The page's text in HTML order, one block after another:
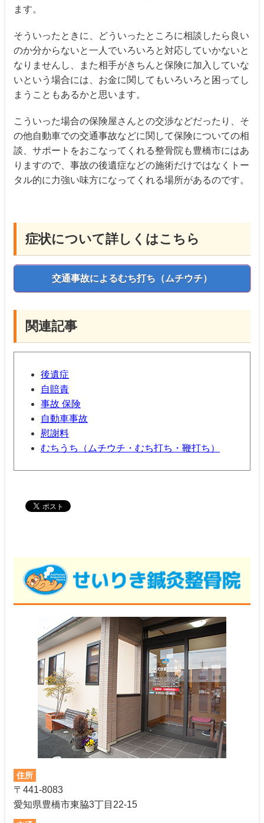
ます。
そういったときに、どういったところに相談したら良い
のか分からないと一人でいろいろと対応していかないと
なりませんし、また相手がきちんと保険に加入していな
いという場合には、お金に関してもいろいろと困ってし
まうこともあるかと思います。
こういった場合の保険屋さんとの交渉などだったり、そ
の他自動車での交通事故などに関して保険についての相
談、サポートをおこなってくれる整骨院も豊橋市にはあ
りますので、事故の後遺症などの施術だけではなくトー
タル的に力強い味方になってくれる場所があるのです。
症状について詳しくはこちら
交通事故によるむち打ち（ムチウチ）
関連記事
後遺症
自賠責
事故 保険
自動車事故
慰謝料
むちうち（ムチウチ・むち打ち・鞭打ち）
住所
〒441-8083
愛知県豊橋市東脇3丁目22-15